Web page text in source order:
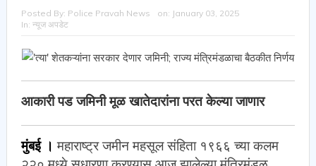
Posted By: Police Pravah News on: January 03, 2025
In: न्यूज अपडेट
आकारी पड जमिनी मूळ खातेदारांना परत केल्या जाणार
मुंबई । महाराष्ट्र जमीन महसूल संहिता १९६६ च्या कलम